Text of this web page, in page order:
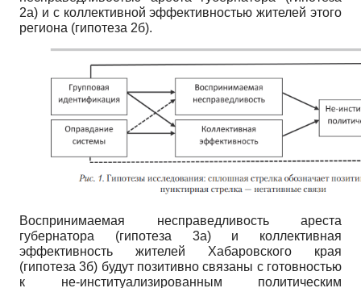
2а) и с коллективной эффективностью жителей этого
региона (гипотеза 2б).
Воспринимаемая несправедливость ареста
губернатора (гипотеза 3а) и коллективная
эффективность жителей Хабаровского края
(гипотеза 3б) будут позитивно связаны с готовностью
к не-институализированным политическим